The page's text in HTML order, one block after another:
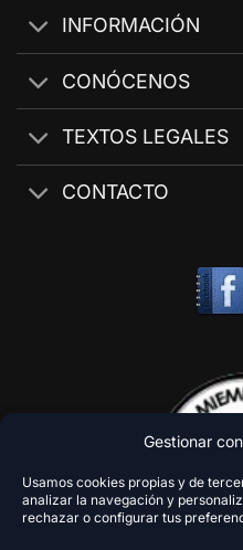
Gestionar
Usamos cookies propias y de
analizar la navegación y
rechazar o configurar tus
INFORMACIÓN
CONÓCENOS
TEXTOS LEGALES
CONTACTO